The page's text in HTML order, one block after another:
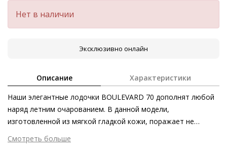
Нет в наличии
Эксклюзивно онлайн
Описание Характеристики
Наши элегантные лодочки BOULEVARD 70 дополнят любой
наряд летним очарованием. В данной модели,
изготовленной из мягкой гладкой кожи, поражает не
только женственный силуэт, но и превосходный комфорт.
Классические туфли на шпильке можно комбинировать с
Смотреть больше